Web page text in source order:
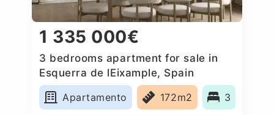
1 335 000€
3 bedrooms apartment for sale in
Esquerra de lEixample, Spain
Apartamento
172m2 3